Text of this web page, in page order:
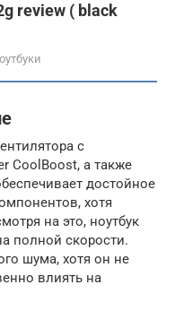
review ( black
с
CoolBoost, а также
достойное
хотя
на это, ноутбук
полной скорости.
шума, хотя он не
влиять на